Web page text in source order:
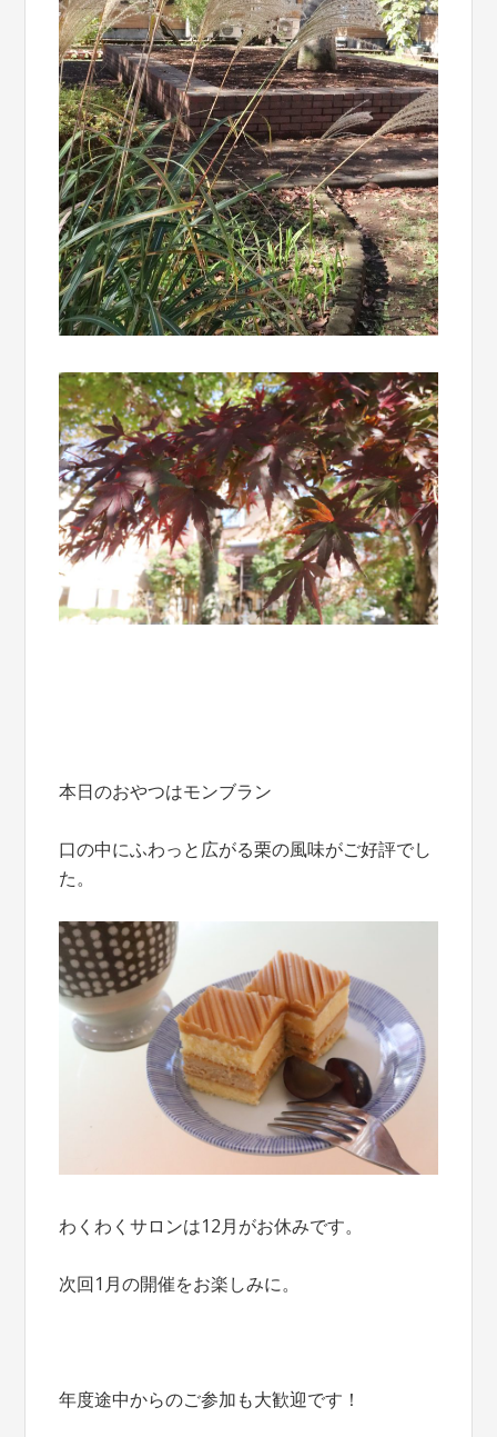
本日のおやつはモンブラン
口の中にふわっと広がる栗の風味がご好評でし
た。
わくわくサロンは12月がお休みです。
次回1月の開催をお楽しみに。
年度途中からのご参加も大歓迎です！